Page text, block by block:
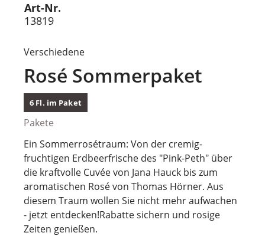
Art-Nr.
13819
Verschiedene
Rosé Sommerpaket
6 Fl. im Paket
Pakete
Ein Sommerrosétraum: Von der cremig-
fruchtigen Erdbeerfrische des "Pink-Peth" über
die kraftvolle Cuvée von Jana Hauck bis zum
aromatischen Rosé von Thomas Hörner. Aus
diesem Traum wollen Sie nicht mehr aufwachen
- jetzt entdecken!Rabatte sichern und rosige
Zeiten genießen.